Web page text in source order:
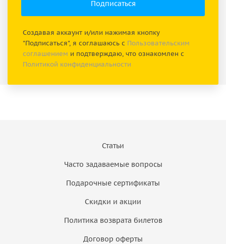
Создавая аккаунт и/или нажимая кнопку
"Подписаться", я соглашаюсь с Пользовательским
соглашением и подтверждаю, что ознакомлен с
Политикой конфиденциальности
Статьи
Часто задаваемые вопросы
Подарочные сертификаты
Скидки и акции
Политика возврата билетов
Договор оферты